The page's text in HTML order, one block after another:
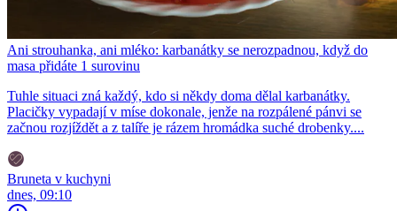
Ani strouhanka, ani mléko: karbanátky se nerozpadnou, když do
masa přidáte 1 surovinu
Tuhle situaci zná každý, kdo si někdy doma dělal karbanátky.
Placičky vypadají v míse dokonale, jenže na rozpálené pánvi se
začnou rozjíždět a z talíře je rázem hromádka suché drobenky....
Bruneta v kuchyni
dnes, 09:10